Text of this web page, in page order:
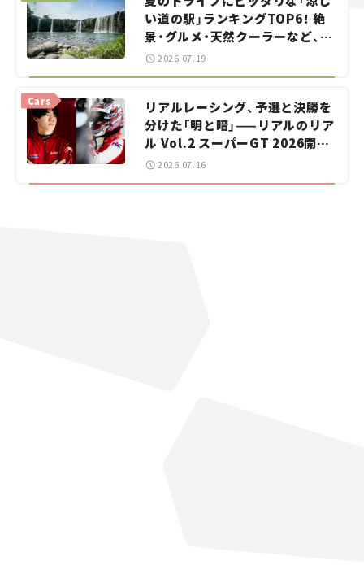
い道の駅」ランキングTOP6！ 絶
景・グルメ・天然クーラーなど、避
暑におすすめのスポットを紹介
2026.07.19
リアルレーシング、予選と決勝を
分けた「明と暗」——リアルのリア
ル Vol.2 スーパーGT 2026開幕
戦 岡山国際サーキット
Cars
2026.07.16